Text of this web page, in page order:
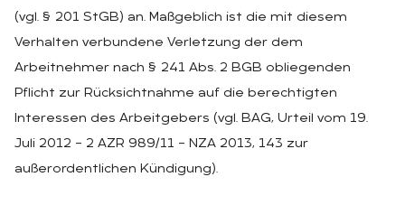
(vgl. § 201 StGB) an. Maßgeblich ist die mit diesem
Verhalten verbundene Verletzung der dem
Arbeitnehmer nach § 241 Abs. 2 BGB obliegenden
Pflicht zur Rücksichtnahme auf die berechtigten
Interessen des Arbeitgebers (vgl. BAG, Urteil vom 19.
Juli 2012 – 2 AZR 989/11 – NZA 2013, 143 zur
außerordentlichen Kündigung).